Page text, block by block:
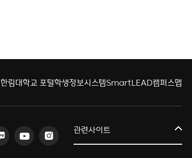
한림대학교 포털학생정보시스템SmartLEAD캠퍼스맵
관련사이트
글로컬대학